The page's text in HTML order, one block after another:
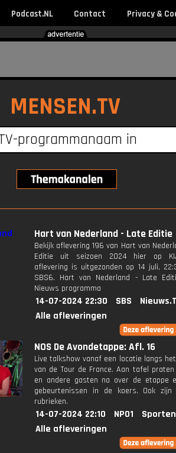
Podcast.NL Contact Privacy &
MENSEN.TV
Hart van Nederland - Late Editie
Bekijk aflevering 196 van Hart van
Editie uit seizoen 2024 hier op
aflevering is uitgezonden op 14 juli,
SBS6. Hart van Nederland - Late
Nieuws programma
14-07-2024 22:30 SBS
Alle afleveringen
NOS De Avondetappe: Afl. 16
Live talkshow vanaf een locatie langs
van de Tour de France. Aan tafel
en andere gasten na over de etappe
gebeurtenissen in de koers. Ook
rubrieken.
14-07-2024 22:10 NPO1
Alle afleveringen